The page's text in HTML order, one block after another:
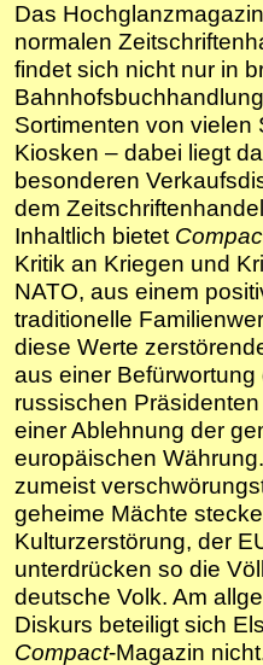
Das Hochglanzmagazin
normalen
findet sich nicht nur in
Sortimenten von vielen
Kiosken – dabei liegt
besonderen
dem
Inhaltlich bietet
Kritik an Kriegen und
NATO, aus einem
traditionelle
diese Werte
aus einer Befürwortung
russischen
einer Ablehnung der
europäischen
zumeist
geheime Mächte
Kulturzerstörung, der
unterdrücken so die
deutsche Volk. Am
Diskurs beteiligt sich
Compact-Magazin